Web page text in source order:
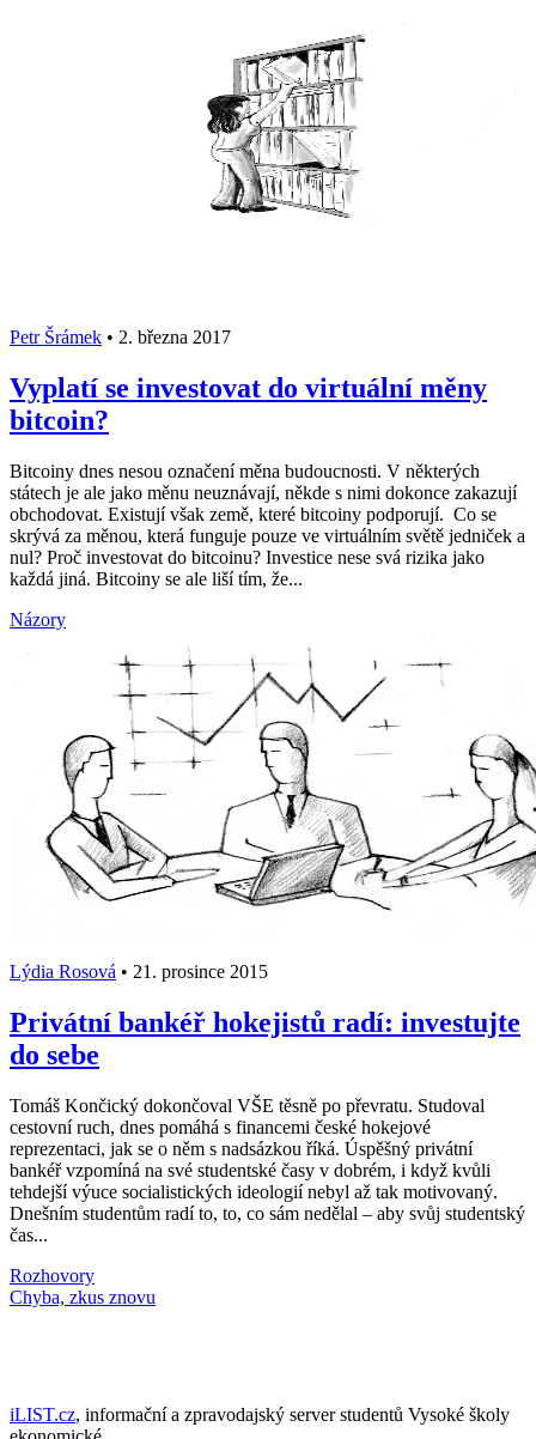
Petr Šrámek • 2. března 2017
Vyplatí se investovat do virtuální měny
bitcoin?
Bitcoiny dnes nesou označení měna budoucnosti. V některých
státech je ale jako měnu neuznávají, někde s nimi dokonce zakazují
obchodovat. Existují však země, které bitcoiny podporují. Co se
skrývá za měnou, která funguje pouze ve virtuálním světě jedniček a
nul? Proč investovat do bitcoinu? Investice nese svá rizika jako
každá jiná. Bitcoiny se ale liší tím, že...
Názory
Lýdia Rosová • 21. prosince 2015
Privátní bankéř hokejistů radí: investujte
do sebe
Tomáš Končický dokončoval VŠE těsně po převratu. Studoval
cestovní ruch, dnes pomáhá s financemi české hokejové
reprezentaci, jak se o něm s nadsázkou říká. Úspěšný privátní
bankéř vzpomíná na své studentské časy v dobrém, i když kvůli
tehdejší výuce socialistických ideologií nebyl až tak motivovaný.
Dnešním studentům radí to, to, co sám nedělal – aby svůj studentský
čas...
Rozhovory
Načti další články
iLIST.cz, informační a zpravodajský server studentů Vysoké školy